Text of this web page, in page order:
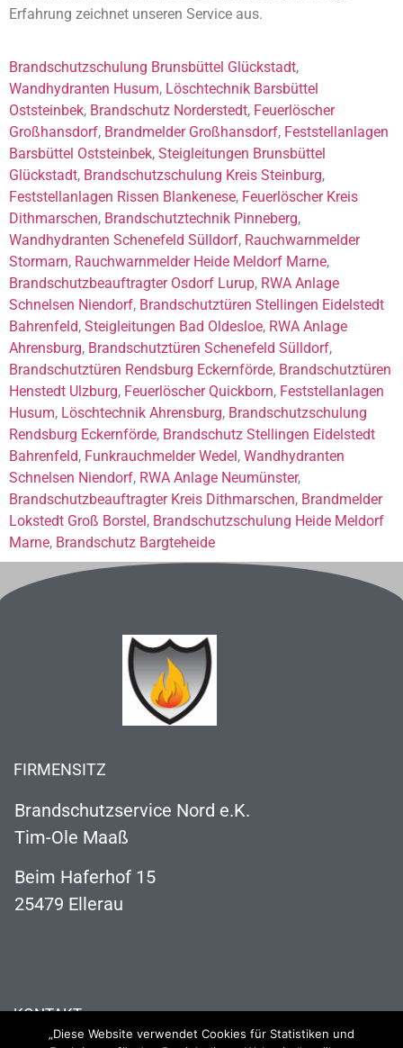
Erfahrung zeichnet unseren Service aus.
Brandschutzschulung Brunsbüttel Glückstadt,
Wandhydranten Husum, Löschtechnik Barsbüttel
Oststeinbek, Brandschutz Norderstedt, Feuerlöscher
Großhansdorf, Brandmelder Großhansdorf, Feststellanlagen
Barsbüttel Oststeinbek, Steigleitungen Brunsbüttel
Glückstadt, Brandschutzschulung Kreis Steinburg,
Feststellanlagen Rissen Blankenese, Feuerlöscher Kreis
Dithmarschen, Brandschutztechnik Pinneberg,
Wandhydranten Schenefeld Sülldorf, Rauchwarnmelder
Stormarn, Rauchwarnmelder Heide Meldorf Marne,
Brandschutzbeauftragter Osdorf Lurup, RWA Anlage
Schnelsen Niendorf, Brandschutztüren Stellingen Eidelstedt
Bahrenfeld, Steigleitungen Bad Oldesloe, RWA Anlage
Ahrensburg, Brandschutztüren Schenefeld Sülldorf,
Brandschutztüren Rendsburg Eckernförde, Brandschutztüren
Henstedt Ulzburg, Feuerlöscher Quickborn, Feststellanlagen
Husum, Löschtechnik Ahrensburg, Brandschutzschulung
Rendsburg Eckernförde, Brandschutz Stellingen Eidelstedt
Bahrenfeld, Funkrauchmelder Wedel, Wandhydranten
Schnelsen Niendorf, RWA Anlage Neumünster,
Brandschutzbeauftragter Kreis Dithmarschen, Brandmelder
Lokstedt Groß Borstel, Brandschutzschulung Heide Meldorf
Marne, Brandschutz Bargteheide
FIRMENSITZ
Brandschutzservice Nord e.K.
Tim-Ole Maaß
Beim Haferhof 15
25479 Ellerau
KONTAKT
„Diese Website verwendet Cookies für Statistiken und